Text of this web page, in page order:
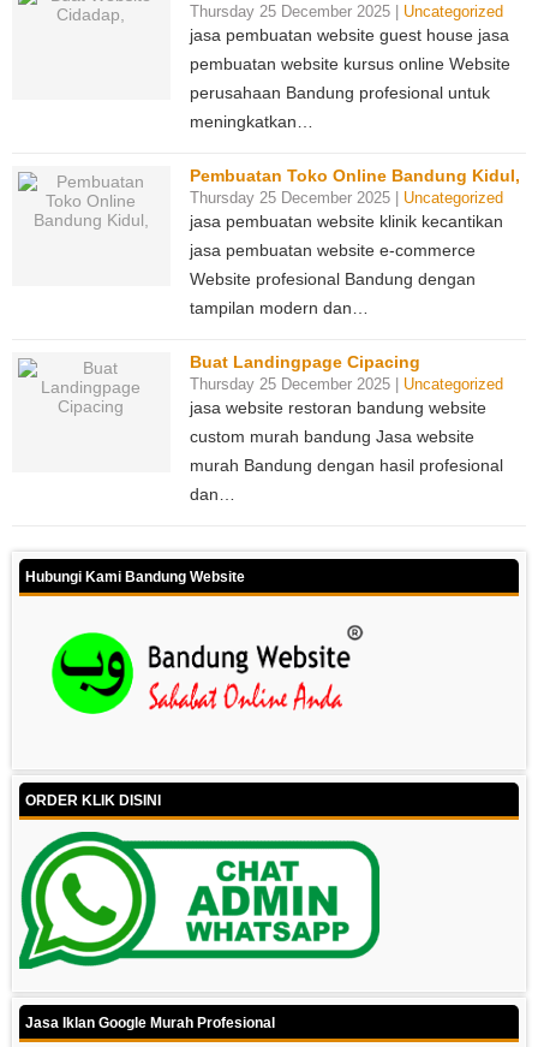
Thursday 25 December 2025 | Uncategorized
jasa pembuatan website guest house jasa
pembuatan website kursus online Website
perusahaan Bandung profesional untuk
meningkatkan…
Pembuatan Toko Online Bandung Kidul,
Thursday 25 December 2025 | Uncategorized
jasa pembuatan website klinik kecantikan
jasa pembuatan website e-commerce
Website profesional Bandung dengan
tampilan modern dan…
Buat Landingpage Cipacing
Thursday 25 December 2025 | Uncategorized
jasa website restoran bandung website
custom murah bandung Jasa website
murah Bandung dengan hasil profesional
dan…
Hubungi Kami Bandung Website
ORDER KLIK DISINI
Jasa Iklan Google Murah Profesional